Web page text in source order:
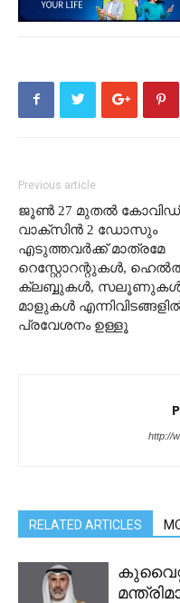
Previous article
ജൂൺ 27 മുതൽ കോവിഡ്
വാക്സിൻ 2 ഡോസും
എടുത്തവർക്ക് മാത്രമേ
റെസ്റ്റോറന്റുകൾ,
ക്ലബ്ബുകൾ,
മാളുകൾ
പ്രവേശനം ഉള്ളൂ
http://
RELATED ARTICLES